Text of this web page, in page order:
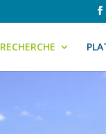
RECHERCHE